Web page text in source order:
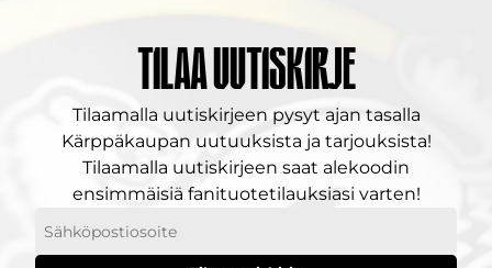
Tilaa uutiskirje
Tilaamalla uutiskirjeen pysyt ajan tasalla
Kärppäkaupan uutuuksista ja tarjouksista!
Tilaamalla uutiskirjeen saat alekoodin
ensimmäisiä fanituotetilauksiasi varten!